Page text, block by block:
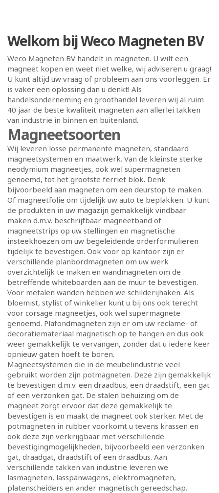
Welkom bij Weco Magneten BV
Weco Magneten BV handelt in magneten. U wilt een
magneet kopen en weet niet welke, wij adviseren u graag!
U kunt altijd uw vraag of probleem aan ons voorleggen. Er
is vaker een oplossing dan u denkt! Als
handelsonderneming en groothandel leveren wij al ruim
40 jaar de beste kwaliteit magneten aan allerlei takken
van industrie in binnen en buitenland.
Magneetsoorten
Wij leveren losse permanente magneten, standaard
magneetsystemen en maatwerk. Van de kleinste sterke
neodymium magneetjes, ook wel supermagneten
genoemd, tot het grootste ferriet blok. Denk
bijvoorbeeld aan magneten om een deurstop te maken.
Of magneetfolie om tijdelijk uw auto te beplakken. U kunt
de produkten in uw magazijn gemakkelijk vindbaar
maken d.m.v. beschrijfbaar magneetband of
magneetstrips op uw stellingen en magnetische
insteekhoezen om uw begeleidende orderformulieren
tijdelijk te bevestigen. Ook voor op kantoor zijn er
verschillende planbordmagneten om uw werk
overzichtelijk te maken en wandmagneten om de
betreffende whiteboarden aan de muur te bevestigen.
Voor metalen wanden hebben we schilderijhaken. Als
bloemist, stylist of winkelier kunt u bij ons ook terecht
voor corsage magneetjes, ook wel supermagnete
genoemd. Plafondmagneten zijn er om uw reclame- of
decoratiemateriaal magnetisch op te hangen en dus ook
weer gemakkelijk te vervangen, zonder dat u iedere keer
opnieuw gaten hoeft te boren.
Magneetsystemen die in de meubelindustrie veel
gebruikt worden zijn potmagneten. Deze zijn gemakkelijk
te bevestigen d.m.v. een draadbus, een draadstift, een gat
of een verzonken gat. De stalen behuizing om de
magneet zorgt ervoor dat deze gemakkelijk te
bevestigen is en maakt de magneet ook sterker. Met de
potmagneten in rubber voorkomt u tevens krassen en
ook deze zijn verkrijgbaar met verschillende
bevestigingmogelijkheden, bijvoorbeeld een verzonken
gat, draadgat, draadstift of een draadbus. Aan
verschillende takken van industrie leveren we
lasmagneten, lasspanwagens, elektromagneten,
platenscheiders en ander magnetisch gereedschap.